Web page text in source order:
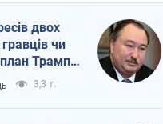
двох
чи
Трампа
3,3 т.